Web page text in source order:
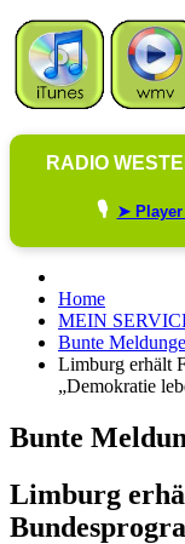
RADIO
🎙️ ➤ Player
Home
MEIN
Bunte
Limburg erhält
„Demokratie
Bunte
Limburg